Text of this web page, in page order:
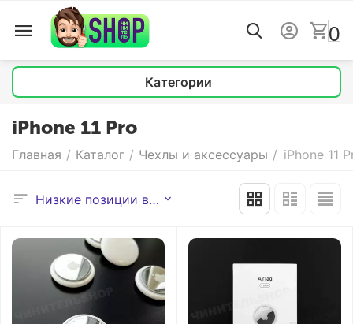
0
Категории
iPhone 11 Pro
Главная / Каталог / Чехлы и аксессуары / iPhone 11
Низкие позиции выше